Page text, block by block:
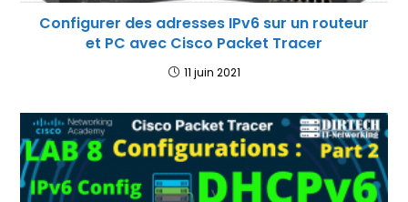
Configurer des adresses IPv6 sur un routeur
et PC avec Cisco Packet Tracer
11 juin 2021